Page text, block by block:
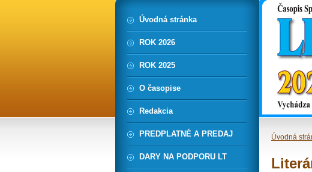
Úvodná
Úvodná stránka
ROK 2026
ROK 2025
O časopise
Redakcia
PREDPLATNÉ A PREDAJ
DARY NA PODPORU LT